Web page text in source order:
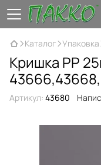
Каталог Упаковка
Кришка РР
Артикул: 43680